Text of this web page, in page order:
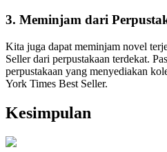
3. Meminjam dari
Kita juga dapat meminjam novel
Seller dari perpustakaan terdekat.
perpustakaan yang menyediakan
York Times Best Seller.
Kesimpulan